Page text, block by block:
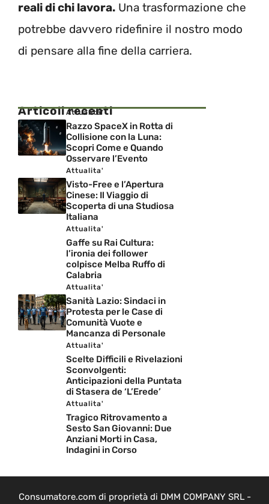
reali di chi lavora. Una trasformazione che
potrebbe davvero ridefinire il nostro modo
di pensare alla fine della carriera.
Articoli recenti
Attualita'
Razzo SpaceX in Rotta di
Collisione con la Luna:
Scopri Come e Quando
Osservare l’Evento
Attualita'
Visto-Free e l’Apertura
Cinese: Il Viaggio di
Scoperta di una Studiosa
Italiana
Attualita'
Gaffe su Rai Cultura:
l’ironia dei follower
colpisce Melba Ruffo di
Calabria
Attualita'
Sanità Lazio: Sindaci in
Protesta per le Case di
Comunità Vuote e
Mancanza di Personale
Attualita'
Scelte Difficili e Rivelazioni
Sconvolgenti:
Anticipazioni della Puntata
di Stasera de ‘L’Erede’
Attualita'
Tragico Ritrovamento a
Sesto San Giovanni: Due
Anziani Morti in Casa,
Indagini in Corso
Consumatore.com di proprietà di DMM COMPANY SRL -